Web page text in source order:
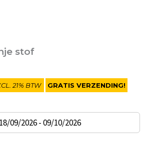
stof
21% BTW GRATIS VERZENDING!
09/2026 - 09/10/2026